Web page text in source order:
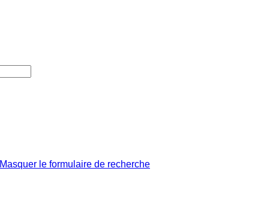
Masquer le formulaire de recherche